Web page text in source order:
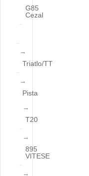
G85
Cezal
Triatlo/TT
Pista
T20
895
VITESE